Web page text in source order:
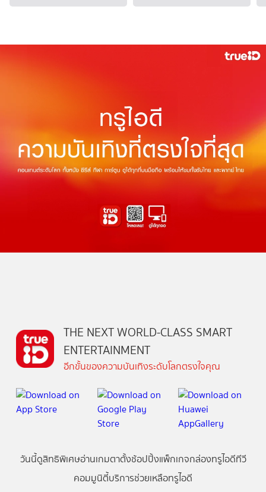
THE NEXT WORLD-CLASS SMART
ENTERTAINMENT
อีกขั้นของความบันเทิงระดับโลกตรงใจคุณ
วันนี้ดูสิทธิพิเศษอ่านเกมตาตั้งช้อปปิ้งแพ็กเกจกล่องทรูไอดีทีวี
คอมมูนิตี้บริการช่วยเหลือทรูไอดี